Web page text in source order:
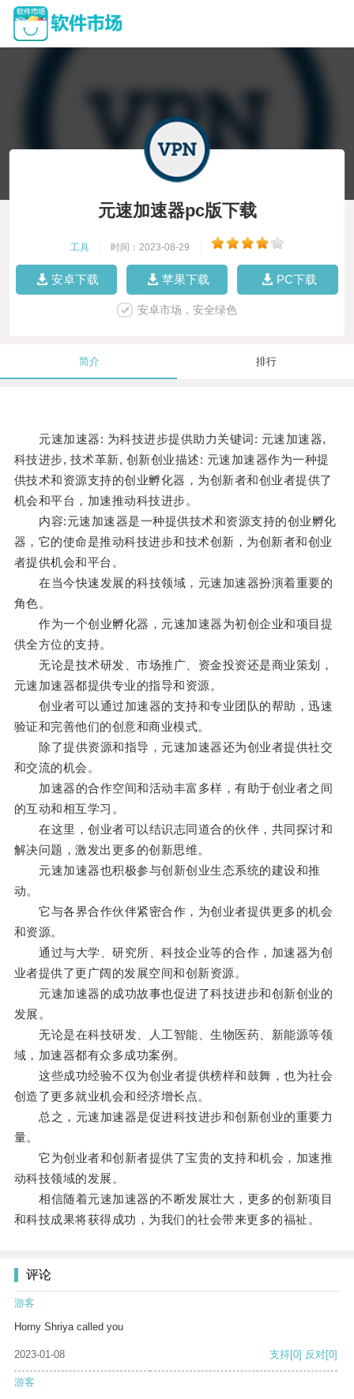
元速加速器pc版下载
工具 时间：2023-08-29
安卓下载 苹果下载 PC下载
安卓市场，安全绿色
简介 排行
元速加速器: 为科技进步提供助力关键词: 元速加速器,
科技进步, 技术革新, 创新创业描述: 元速加速器作为一种提
供技术和资源支持的创业孵化器，为创新者和创业者提供了
机会和平台，加速推动科技进步。
内容:元速加速器是一种提供技术和资源支持的创业孵化
器，它的使命是推动科技进步和技术创新，为创新者和创业
者提供机会和平台。
在当今快速发展的科技领域，元速加速器扮演着重要的
角色。
作为一个创业孵化器，元速加速器为初创企业和项目提
供全方位的支持。
无论是技术研发、市场推广、资金投资还是商业策划，
元速加速器都提供专业的指导和资源。
创业者可以通过加速器的支持和专业团队的帮助，迅速
验证和完善他们的创意和商业模式。
除了提供资源和指导，元速加速器还为创业者提供社交
和交流的机会。
加速器的合作空间和活动丰富多样，有助于创业者之间
的互动和相互学习。
在这里，创业者可以结识志同道合的伙伴，共同探讨和
解决问题，激发出更多的创新思维。
元速加速器也积极参与创新创业生态系统的建设和推
动。
它与各界合作伙伴紧密合作，为创业者提供更多的机会
和资源。
通过与大学、研究所、科技企业等的合作，加速器为创
业者提供了更广阔的发展空间和创新资源。
元速加速器的成功故事也促进了科技进步和创新创业的
发展。
无论是在科技研发、人工智能、生物医药、新能源等领
域，加速器都有众多成功案例。
这些成功经验不仅为创业者提供榜样和鼓舞，也为社会
创造了更多就业机会和经济增长点。
总之，元速加速器是促进科技进步和创新创业的重要力
量。
它为创业者和创新者提供了宝贵的支持和机会，加速推
动科技领域的发展。
相信随着元速加速器的不断发展壮大，更多的创新项目
和科技成果将获得成功，为我们的社会带来更多的福祉。
评论
游客
Horny Shriya called you
2023-01-08 支持[0] 反对[0]
游客